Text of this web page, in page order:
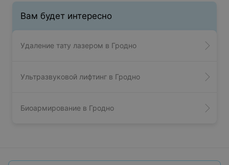
Вам будет интересно
Удаление тату лазером в Гродно
Ультразвуковой лифтинг в Гродно
Биоармирование в Гродно